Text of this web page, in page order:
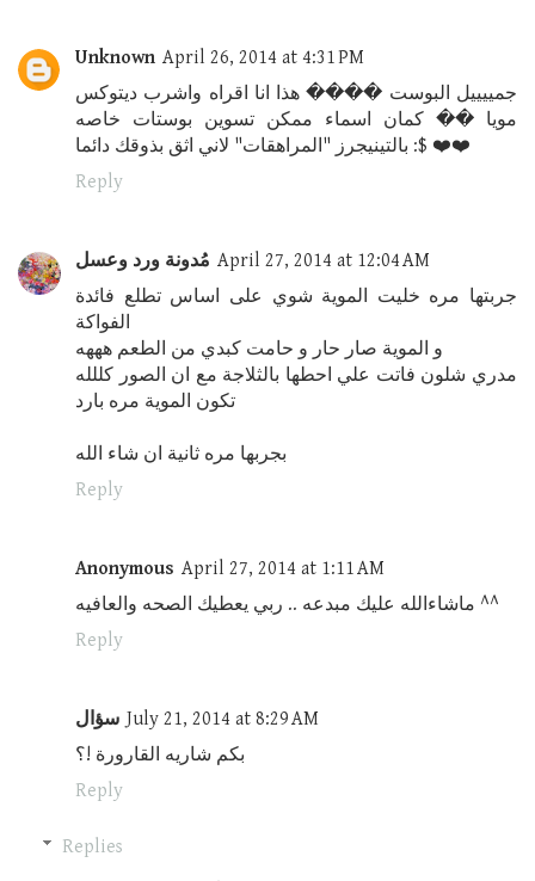
Unknown April 26, 2014 at 4:31 PM
جمييييل البوست ���� هذا انا اقراه واشرب ديتوكس
مويا �� كمان اسماء ممكن تسوين بوستات خاصه
بالتينيجرز "المراهقات" لاني اثق بذوقك دائما :$ ❤️❤️
Reply
مُدونة ورد وعسل April 27, 2014 at 12:04 AM
جربتها مره خليت الموية شوي على اساس تطلع فائدة
الفواكة
و الموية صار حار و حامت كبدي من الطعم هههه
مدري شلون فاتت علي احطها بالثلاجة مع ان الصور كللله
تكون الموية مره بارد
بجربها مره ثانية ان شاء الله
Reply
Anonymous April 27, 2014 at 1:11 AM
ماشاءالله عليك مبدعه .. ربي يعطيك الصحه والعافيه ^^
Reply
سؤال July 21, 2014 at 8:29 AM
بكم شاريه القارورة !؟
Reply
Replies